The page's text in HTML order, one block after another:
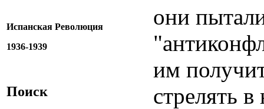
Испанская Революция
1936-1939
Поиск
они
им
стрелять в